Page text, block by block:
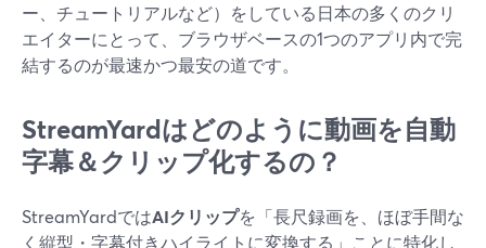
ー、チュートリアルなど）をしている日本の多くのクリ
エイターにとって、ブラウザベースの1つのアプリ内で完
結するのが最速かつ最安の道です。
StreamYardはどのように動画を自動
字幕＆クリップ化するの？
StreamYardではAIクリップを「長尺録画を、ほぼ手間な
く縦型・字幕付きハイライトに変換する」ことに特化し